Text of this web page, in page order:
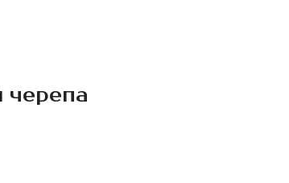
черепа